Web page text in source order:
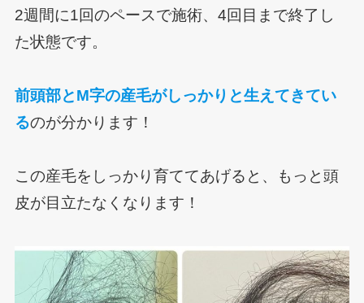
2週間に1回のペースで施術、4回目まで終了し
た状態です。
前頭部とM字の産毛がしっかりと生えてきてい
るのが分かります！
この産毛をしっかり育ててあげると、もっと頭
皮が目立たなくなります！